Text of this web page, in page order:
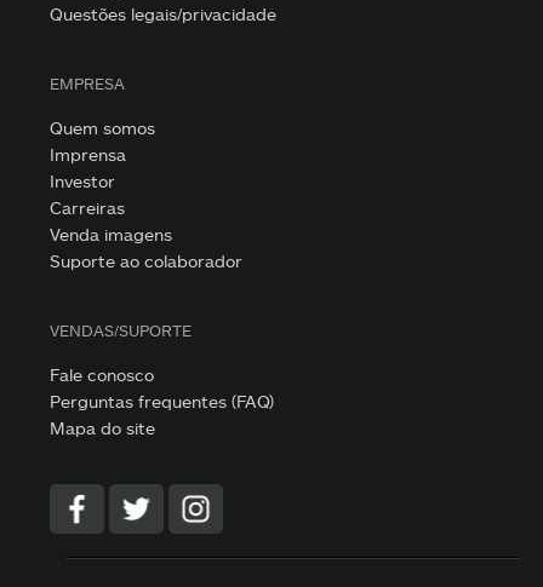
Questões legais/privacidade
EMPRESA
Quem somos
Imprensa
Investor
Carreiras
Venda imagens
Suporte ao colaborador
VENDAS/SUPORTE
Fale conosco
Perguntas frequentes (FAQ)
Mapa do site